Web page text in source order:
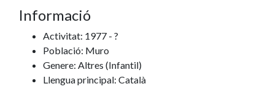
Informació
Activitat: 1977 - ?
Població: Muro
Genere: Altres (Infantil)
Llengua principal: Català